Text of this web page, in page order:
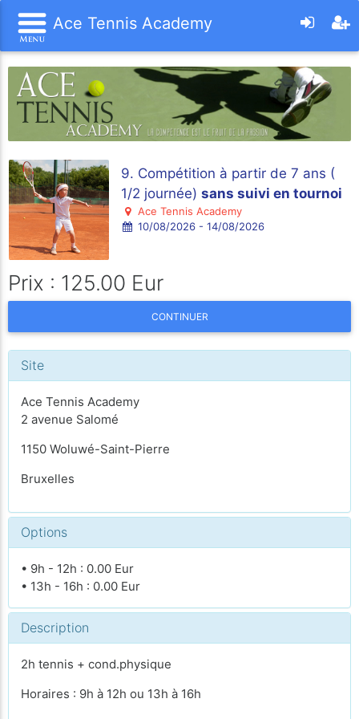
Ace Tennis Academy
9. Compétition à partir de 7 ans (
1/2 journée) sans suivi en tournoi
Ace Tennis Academy
10/08/2026 - 14/08/2026
Prix : 125.00 Eur
CONTINUER
Site
Ace Tennis Academy
2 avenue Salomé
1150 Woluwé-Saint-Pierre
Bruxelles
Options
• 9h - 12h : 0.00 Eur
• 13h - 16h : 0.00 Eur
Description
2h tennis + cond.physique
Horaires : 9h à 12h ou 13h à 16h